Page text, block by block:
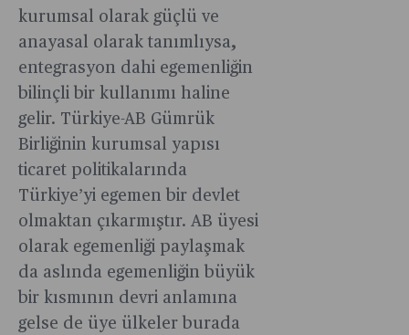
kurumsal olarak güçlü ve
anayasal olarak tanımlıysa,
entegrasyon dahi egemenliğin
bilinçli bir kullanımı haline
gelir. Türkiye-AB Gümrük
Birliğinin kurumsal yapısı
ticaret politikalarında
Türkiye’yi egemen bir devlet
olmaktan çıkarmıştır. AB üyesi
olarak egemenliği paylaşmak
da aslında egemenliğin büyük
bir kısmının devri anlamına
gelse de üye ülkeler burada